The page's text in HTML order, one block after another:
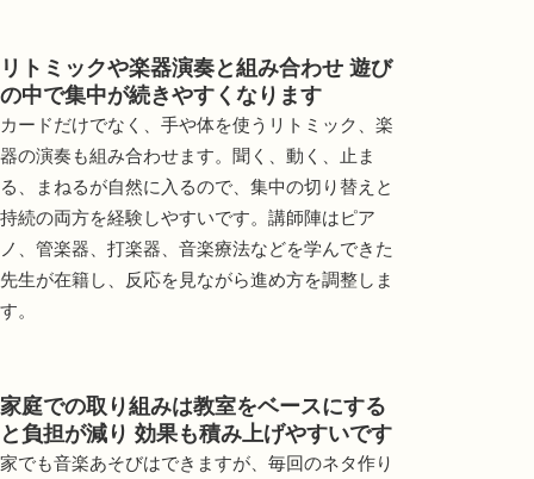
リトミックや楽器演奏と組み合わせ 遊び
の中で集中が続きやすくなります
カードだけでなく、手や体を使うリトミック、楽
器の演奏も組み合わせます。聞く、動く、止ま
る、まねるが自然に入るので、集中の切り替えと
持続の両方を経験しやすいです。講師陣はピア
ノ、管楽器、打楽器、音楽療法などを学んできた
先生が在籍し、反応を見ながら進め方を調整しま
す。
家庭での取り組みは教室をベースにする
と負担が減り 効果も積み上げやすいです
家でも音楽あそびはできますが、毎回のネタ作り